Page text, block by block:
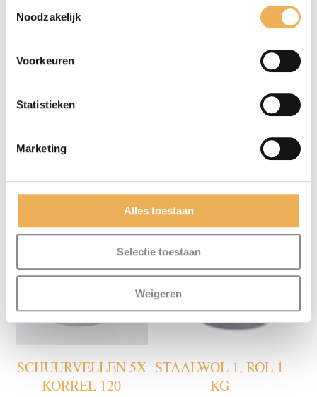
Noodzakelijk
Voorkeuren
Statistieken
Marketing
Alles toestaan
Selectie toestaan
Weigeren
Mijn naam, e-mail en site opslaan in
deze browser voor de volgende keer wanneer
GERELATEERDE PRODUCTEN
SCHUURVELLEN 5X
KORREL 120
STAALWOL 1, ROL 1
KG